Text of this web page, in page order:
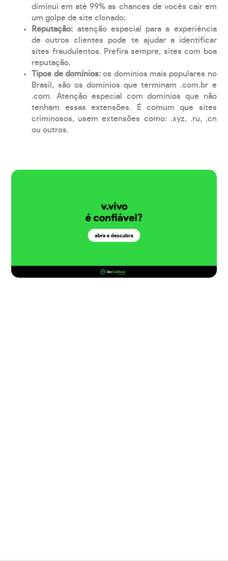
diminui em até 99% as chances de vocês cair em
um golpe de site clonado;
Reputação: atenção especial para a experiência
de outros clientes pode te ajudar a identificar
sites fraudulentos. Prefira sempre, sites com boa
reputação.
Tipos de domínios:os domínios mais populares no
Brasil, são os domínios que terminam .com.br e
.com. Atenção especial com domínios que não
tenham essas extensões. É comum que sites
criminosos, usem extensões como: .xyz, .ru, .cn
ou outros.